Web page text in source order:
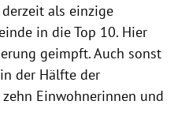
als einzige
in die Top 10. Hier
geimpft. Auch sonst
der Hälfte der
Einwohnerinnen und